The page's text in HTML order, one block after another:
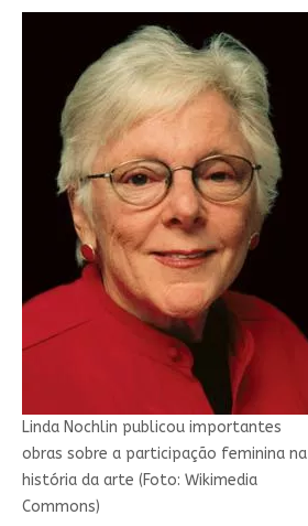
Linda Nochlin publicou importantes
obras sobre a participação feminina na
história da arte (Foto: Wikimedia
Commons)